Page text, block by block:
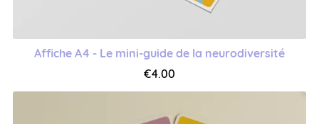
Affiche A4 - Le mini-guide de la neurodiversité
€4.00